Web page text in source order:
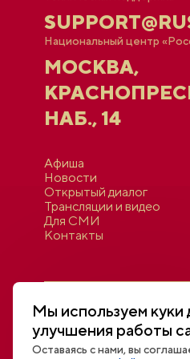
Национальный центр
МОСКВА,
НАБ., 14
Афиша
Новости
Открытый диалог
Трансляции и видео
Для СМИ
Контакты
Мы используем куки
улучшения работы
Оставаясь с нами, вы